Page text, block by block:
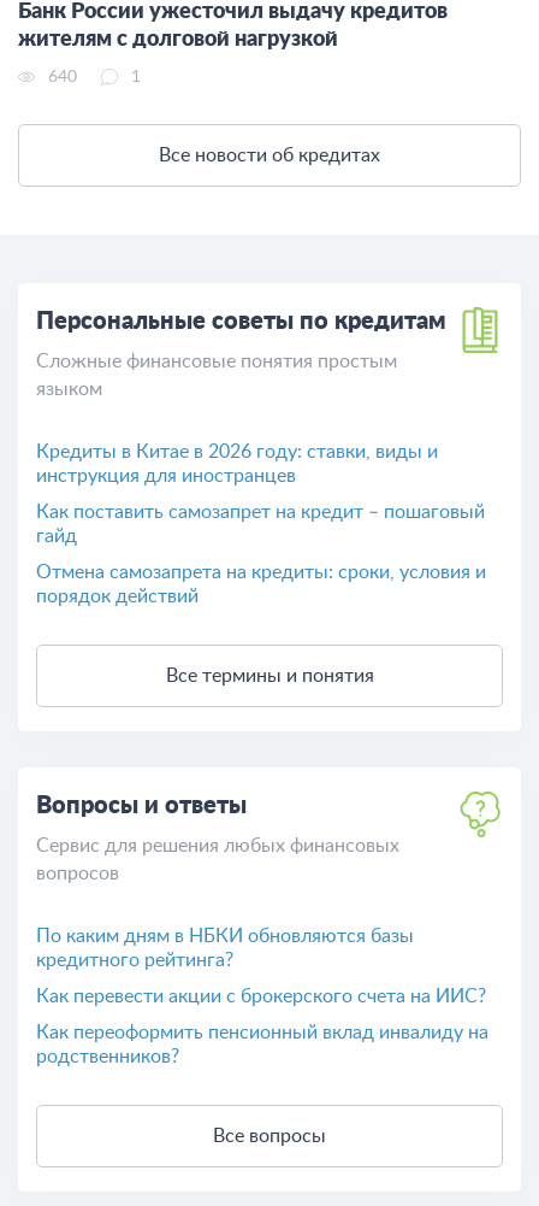
Банк России ужесточил выдачу кредитов
жителям с долговой нагрузкой
640 1
Все новости об кредитах
Персональные советы по кредитам
Сложные финансовые понятия простым
языком
Кредиты в Китае в 2026 году: ставки, виды и
инструкция для иностранцев
Как поставить самозапрет на кредит – пошаговый
гайд
Отмена самозапрета на кредиты: сроки, условия и
порядок действий
Все термины и понятия
Вопросы и ответы
Сервис для решения любых финансовых
вопросов
По каким дням в НБКИ обновляются базы
кредитного рейтинга?
Как перевести акции с брокерского счета на ИИС?
Как переоформить пенсионный вклад инвалиду на
родственников?
Все вопросы